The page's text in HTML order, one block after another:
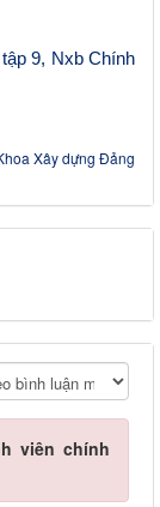
ập 9, Nxb Chính
Xây dựng Đảng
viên chính